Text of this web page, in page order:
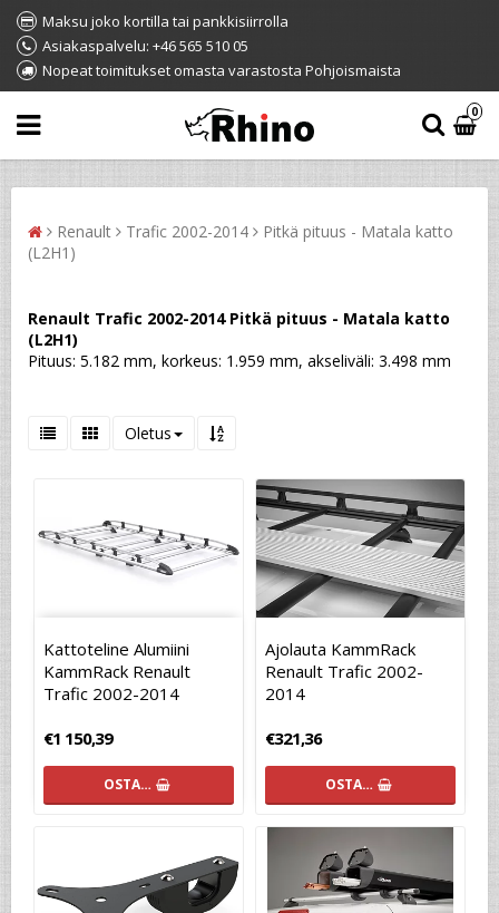
Maksu joko kortilla tai pankkisiirrolla
Asiakaspalvelu: +46 565 510 05
Nopeat toimitukset omasta varastosta Pohjoismaista
0
Renault Trafic 2002-2014
Pitkä pituus - Matala katto
(L2H1)
Renault Trafic 2002-2014 Pitkä pituus - Matala katto
(L2H1)
Pituus: 5.182 mm, korkeus: 1.959 mm, akseliväli: 3.498 mm
Oletus
Kattoteline Alumiini
KammRack Renault
Trafic 2002-2014
€1 150,39
OSTA…
Ajolauta KammRack
Renault Trafic 2002-
2014
€321,36
OSTA…